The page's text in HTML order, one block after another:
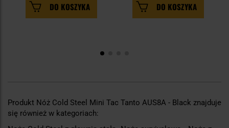
DO KOSZYKA DO KOSZYKA
Produkt Nóż Cold Steel Mini Tac Tanto AUS8A - Black znajduje
się również w kategoriach: